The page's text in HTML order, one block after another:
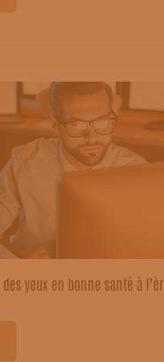
yeux en bonne santé à